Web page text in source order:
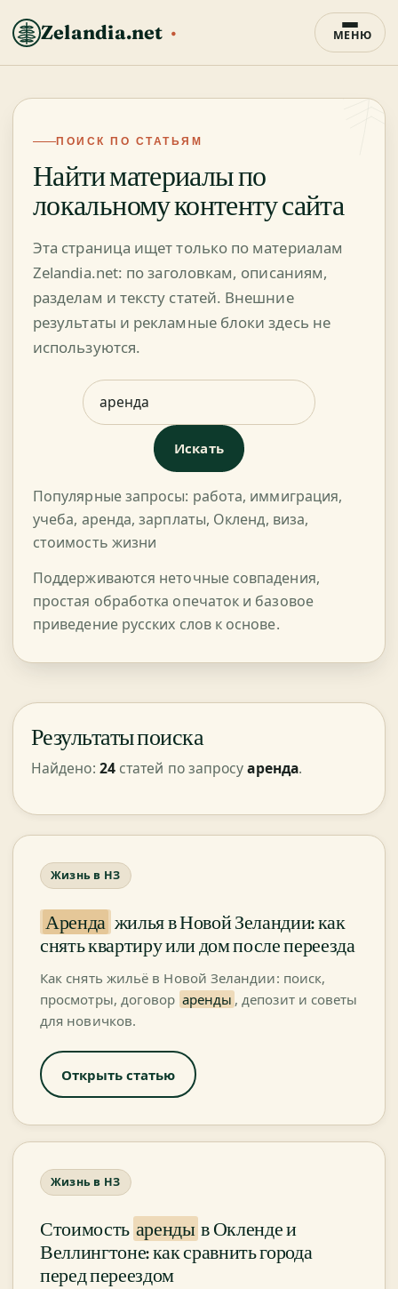
Zelandia.net МЕНЮ
ПОИСК ПО СТАТЬЯМ
Найти материалы по
локальному контенту сайта
Эта страница ищет только по материалам
Zelandia.net: по заголовкам, описаниям,
разделам и тексту статей. Внешние
результаты и рекламные блоки здесь не
используются.
Искать
Популярные запросы: работа, иммиграция,
учеба, аренда,зарплаты, Окленд, виза,
стоимость жизни
Поддерживаются неточные совпадения,
простая обработка опечаток и базовое
приведение русских слов к основе.
Результаты поиска
Найдено: 24статей по запросуаренда.
Жизнь в НЗ
Аренда жилья в Новой Зеландии: как
снять квартиру или дом после переезда
Как снять жильё в Новой Зеландии: поиск,
просмотры, договор аренды , депозит и советы
для новичков.
Открыть статью
Жизнь в НЗ
Стоимость аренды в Окленде и
Веллингтоне: как сравнить города
перед переездом